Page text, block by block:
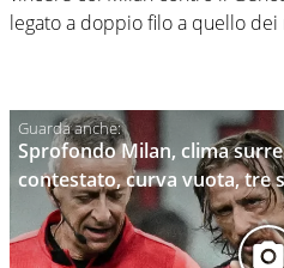
legato a doppio filo a quello dei
Sprofondo Milan, clima
contestato, curva vuota, tre